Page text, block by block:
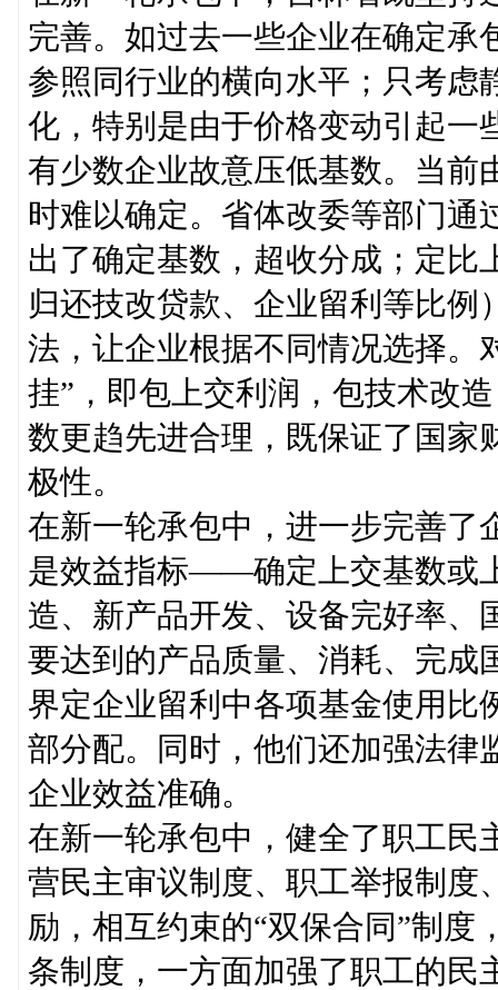
完善。如过去一些企业在确定承
参照同行业的横向水平；只考虑
化，特别是由于价格变动引起一
有少数企业故意压低基数。当前
时难以确定。省体改委等部门通
出了确定基数，超收分成；定比
归还技改贷款、企业留利等比例
法，让企业根据不同情况选择。
挂”，即包上交利润，包技术改
数更趋先进合理，既保证了国家
极性。
在新一轮承包中，进一步完善了
是效益指标——确定上交基数或
造、新产品开发、设备完好率
要达到的产品质量、消耗、完成
界定企业留利中各项基金使用比
部分配。同时，他们还加强法律
企业效益准确。
在新一轮承包中，健全了职工民
营民主审议制度、职工举报制度
励，相互约束的“双保合同”制度
条制度，一方面加强了职工的民